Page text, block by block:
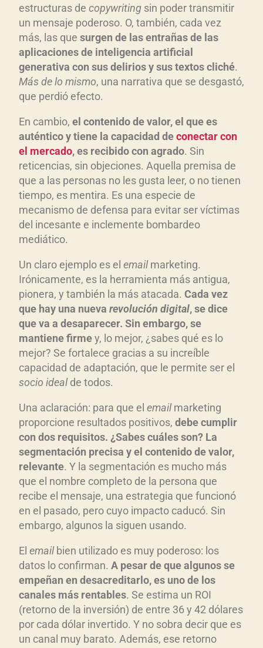
estructuras de copywriting sin poder transmitir
un mensaje poderoso. O, también, cada vez
más, las que surgen de las entrañas de las
aplicaciones de inteligencia artificial
generativa con sus delirios y sus textos cliché.
Más de lo mismo, una narrativa que se desgastó,
que perdió efecto.
En cambio, el contenido de valor, el que es
auténtico y tiene la capacidad deconectar con
el mercado, es recibido con agrado. Sin
reticencias, sin objeciones. Aquella premisa de
que a las personas no les gusta leer, o no tienen
tiempo, es mentira. Es una especie de
mecanismo de defensa para evitar ser víctimas
del incesante e inclemente bombardeo
mediático.
Un claro ejemplo es el emailmarketing.
Irónicamente, es la herramienta más antigua,
pionera, y también la más atacada. Cada vez
que hay una nueva revolución digital, se dice
que va a desaparecer. Sin embargo, se
mantiene firmey, lo mejor, ¿sabes qué es lo
mejor? Se fortalece gracias a su increíble
capacidad de adaptación, que le permite ser el
socio idealde todos.
Una aclaración: para que el emailmarketing
proporcione resultados positivos, debe cumplir
con dos requisitos. ¿Sabes cuáles son? La
segmentación precisa y el contenido de valor,
relevante. Y la segmentación es mucho más
que el nombre completo de la persona que
recibe el mensaje, una estrategia que funcionó
en el pasado, pero cuyo impacto caducó. Sin
embargo, algunos la siguen usando.
El emailbien utilizado es muy poderoso: los
datos lo confirman. A pesar de que algunos se
empeñan en desacreditarlo, es uno de los
canales más rentables. Se estima un ROI
(retorno de la inversión) de entre 36 y 42 dólares
por cada dólar invertido. Y no sobra decir que es
un canal muy barato. Además, ese retorno